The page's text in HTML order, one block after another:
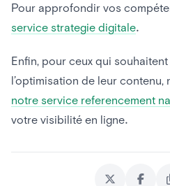
Pour approfondir vos
service strategie digitale.
Enfin, pour ceux qui
l’optimisation de leur contenu,
notre service referencement
votre visibilité en ligne.